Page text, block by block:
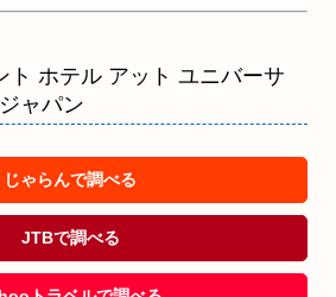
ト ホテル アット ユニバーサ
ャパン
じゃらんで調べる
JTBで調べる